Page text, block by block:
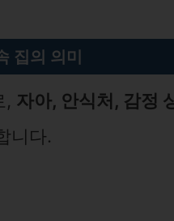
집의 의미
, 자아, 안식처, 감정
니다.